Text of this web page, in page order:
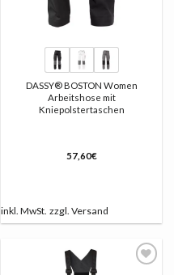
DASSY® BOSTON Women
Arbeitshose mit
Kniepolstertaschen
57,60€
inkl. MwSt. zzgl. Versand